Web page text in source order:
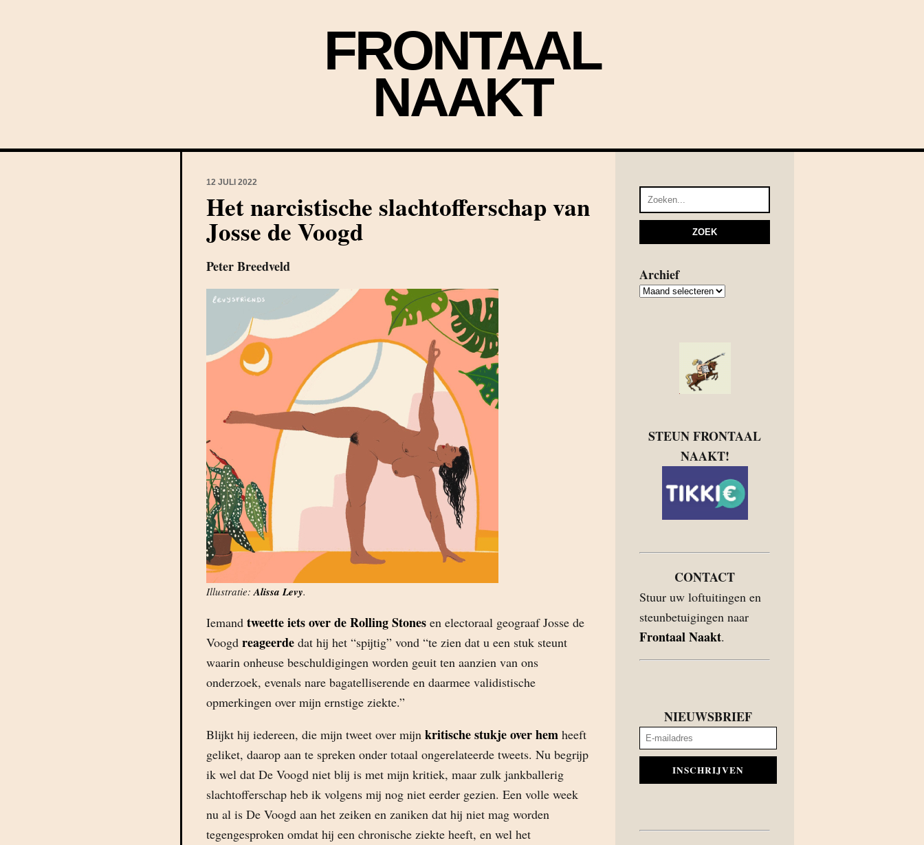
FRONTAAL
NAAKT
12 JULI 2022
Het narcistische slachtofferschap van
Josse de Voogd
Peter Breedveld
Illustratie:Alissa Levy.
Iemand tweette iets over de Rolling Stones en electoraal geograaf Josse de
Voogd reageerde dat hij het “spijtig” vond “te zien dat u een stuk steunt
waarin onheuse beschuldigingen worden geuit ten aanzien van ons
onderzoek, evenals nare bagatelliserende en daarmee validistische
opmerkingen over mijn ernstige ziekte.”
Blijkt hij iedereen, die mijn tweet over mijn kritische stukje over hem heeft
geliket, daarop aan te spreken onder totaal ongerelateerde tweets. Nu begrijp
ik wel dat De Voogd niet blij is met mijn kritiek, maar zulk jankballerig
slachtofferschap heb ik volgens mij nog niet eerder gezien. Een volle week
nu al is De Voogd aan het zeiken en zaniken dat hij niet mag worden
tegengesproken omdat hij een chronische ziekte heeft, en wel het
Archief
Archief
STEUN FRONTAAL
NAAKT!
CONTACT
Stuur uw loftuitingen en
steunbetuigingen naar
Frontaal Naakt.
NIEUWSBRIEF
INSCHRIJVEN